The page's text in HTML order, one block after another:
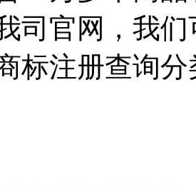
司官网，我
标注册查询